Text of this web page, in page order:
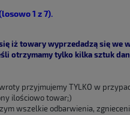
1 z 7).
iż towary wyprzedadzą się we
otrzymamy tylko kilka sztuk
przyjmujemy TYLKO w
ilościowo towar;)
wszelkie odbarwienia,